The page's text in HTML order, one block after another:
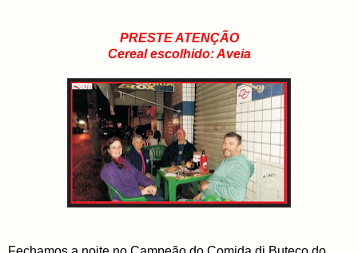
PRESTE ATENÇÃO
Cereal escolhido: Aveia